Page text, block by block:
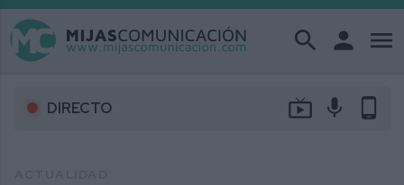
search person menu
DIRECTO live_tv mic phone_android